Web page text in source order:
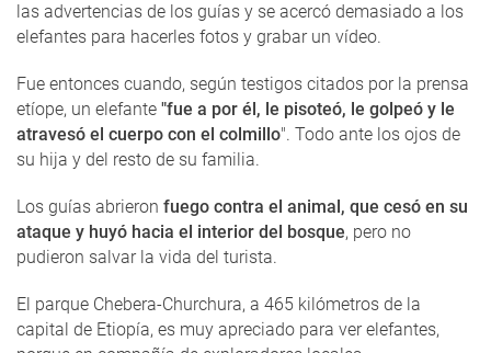
las advertencias de los guías y se acercó demasiado a los
elefantes para hacerles fotos y grabar un vídeo.
Fue entonces cuando, según testigos citados por la prensa
etíope, un elefante "fue a por él, le pisoteó, le golpeó y le
atravesó el cuerpo con el colmillo". Todo ante los ojos de
su hija y del resto de su familia.
Los guías abrieron fuego contra el animal, que cesó en su
ataque y huyó hacia el interior del bosque, pero no
pudieron salvar la vida del turista.
El parque Chebera-Churchura, a 465 kilómetros de la
capital de Etiopía, es muy apreciado para ver elefantes,